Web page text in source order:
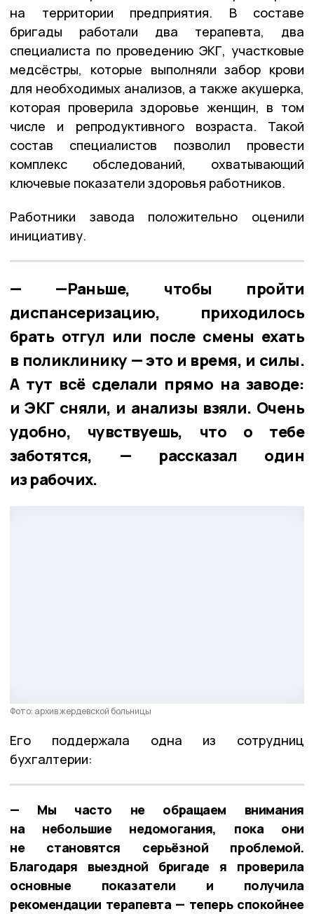
на территории предприятия. В составе
бригады работали два терапевта, два
специалиста по проведению ЭКГ, участковые
медсёстры, которые выполняли забор крови
для необходимых анализов, а также акушерка,
которая проверила здоровье женщин, в том
числе и репродуктивного возраста. Такой
состав специалистов позволил провести
комплекс обследований, охватывающий
ключевые показатели здоровья работников.
Работники завода положительно оценили
инициативу.
—Раньше, чтобы пройти
диспансеризацию, приходилось
брать отгул или после смены ехать
в поликлинику — это и время, и силы.
А тут всё сделали прямо на заводе:
и ЭКГ сняли, и анализы взяли. Очень
удобно, чувствуешь, что о тебе
заботятся, — рассказал один
из рабочих.
Фото: архив жердевской больницы
Его поддержала одна из сотрудниц
бухгалтерии:
— Мы часто не обращаем внимания
на небольшие недомогания, пока они
не становятся серьёзной проблемой.
Благодаря выездной бригаде я проверила
основные показатели и получила
рекомендации терапевта — теперь спокойнее